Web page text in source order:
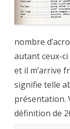
nombre
autant ceux-
et il m’arrive
signifie telle
présentation.
définition de